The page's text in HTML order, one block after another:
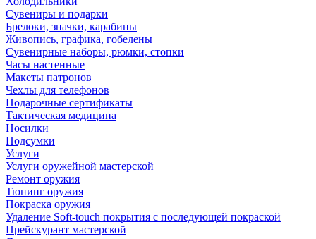
Сувениры и подарки
Брелоки, значки, карабины
Живопись, графика, гобелены
Сувенирные наборы, рюмки, стопки
Часы настенные
Макеты патронов
Чехлы для телефонов
Подарочные сертификаты
Тактическая медицина
Носилки
Подсумки
Услуги
Услуги оружейной мастерской
Ремонт оружия
Тюнинг оружия
Покраска оружия
Удаление Soft-touch покрытия с последующей покраской
Прейскурант мастерской